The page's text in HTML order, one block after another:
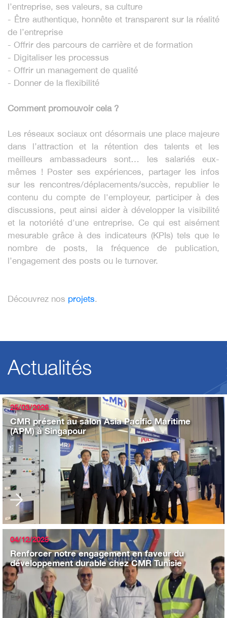
l’entreprise, ses valeurs, sa culture
- Être authentique, honnête et transparent sur la réalité
de l’entreprise
- Offrir des parcours de carrière et de formation
- Digitaliser les processus
- Offrir un management de qualité
- Donner de la flexibilité
Comment promouvoir cela ?
Les réseaux sociaux ont désormais une place majeure
dans l’attraction et la rétention des talents et les
meilleurs ambassadeurs sont… les salariés eux-
mêmes ! Poster ses expériences, partager les infos
sur les rencontres/déplacements/succès, republier le
contenu du compte de l'employeur, participer à des
discussions, peut ainsi aider à développer la visibilité
et la notoriété d'une entreprise. Ce qui est aisément
mesurable grâce à des indicateurs (KPIs) tels que le
nombre de posts, la fréquence de publication,
l’engagement des posts ou le turnover.
Découvrez nos projets.
Actualités
25/03/2026
CMR présent au salon Asia Pacific Maritime
(APM) à Singapour
04/12/2025
Renforcer notre engagement en faveur du
développement durable chez CMR Tunisie